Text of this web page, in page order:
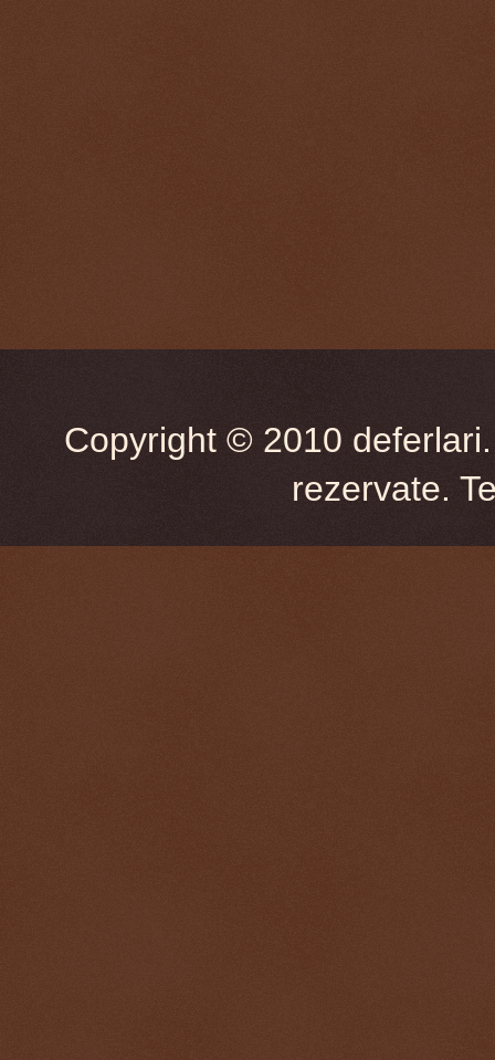
Copyright © 2010
rezervate.